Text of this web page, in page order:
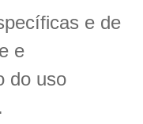
e de
e
do uso